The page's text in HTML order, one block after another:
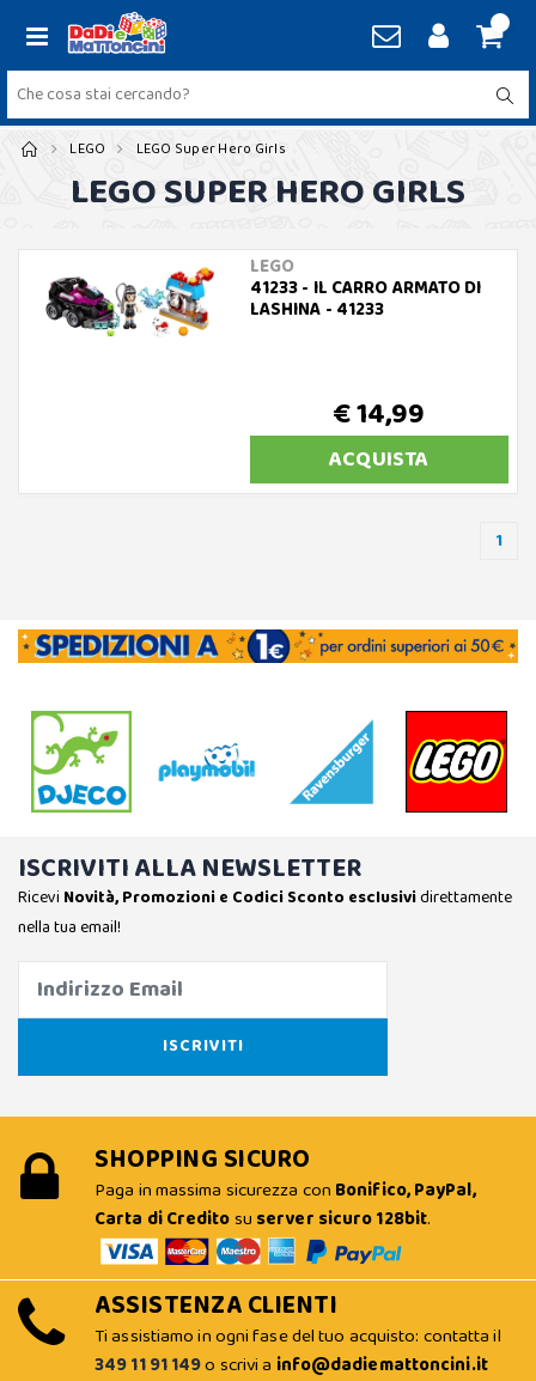
LEGO LEGO Super Hero Girls
LEGO SUPER HERO GIRLS
LEGO
41233 - IL CARRO ARMATO DI
LASHINA - 41233
€ 14,99
ACQUISTA
1
ISCRIVITI ALLA NEWSLETTER
Ricevi Novità, Promozioni e Codici Sconto esclusividirettamente
nella tua email!
SHOPPING SICURO
Paga in massima sicurezza con Bonifico, PayPal,
Carta di Creditosu server sicuro 128bit.
ASSISTENZA CLIENTI
Ti assistiamo in ogni fase del tuo acquisto: contatta il
349 11 91 149o scrivi a info@dadiemattoncini.it